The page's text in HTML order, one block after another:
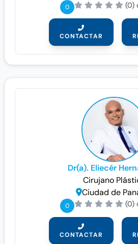
0 (0)
CONTACTAR
Dr(a). Eliecér
Cirujano
Ciudad de
0 (0)
CONTACTAR